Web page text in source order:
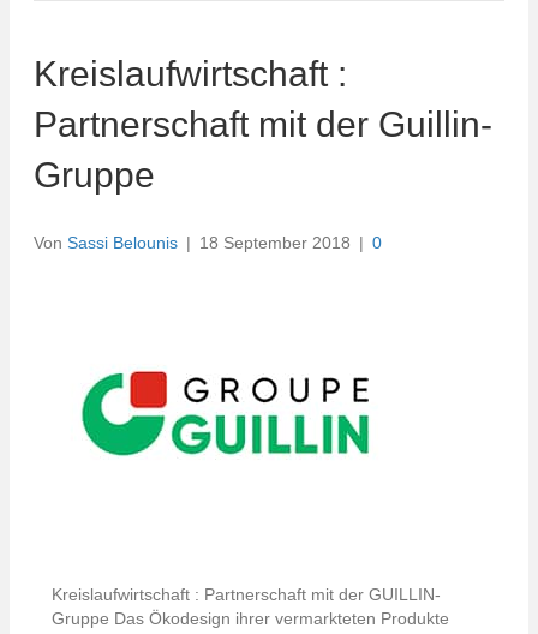
Kreislaufwirtschaft :
Partnerschaft mit der Guillin-
Gruppe
Von Sassi Belounis | 18 September 2018 | 0
Kreislaufwirtschaft : Partnerschaft mit der GUILLIN-
Gruppe Das Ökodesign ihrer vermarkteten Produkte